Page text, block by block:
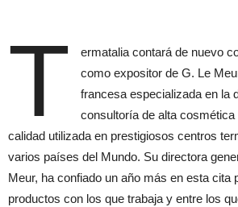
T
ermatalia contará de nuevo
como expositor de G. Le
francesa especializada en la
consultoría de alta cosmética
calidad utilizada en prestigiosos centros
varios países del Mundo. Su directora
Meur, ha confiado un año más en esta cita
productos con los que trabaja y entre los